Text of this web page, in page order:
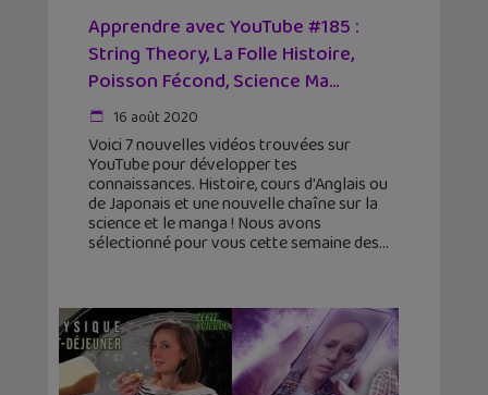
Apprendre avec YouTube #185 :
String Theory, La Folle Histoire,
Poisson Fécond, Science Ma...
16 août 2020
Voici 7 nouvelles vidéos trouvées sur
YouTube pour développer tes
connaissances. Histoire, cours d'Anglais ou
de Japonais et une nouvelle chaîne sur la
science et le manga ! Nous avons
sélectionné pour vous cette semaine des